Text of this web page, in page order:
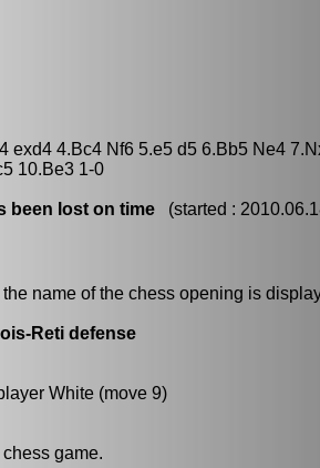
exd4 4.Bc4 Nf6 5.e5 d5 6.Bb5 Ne4
10.Be3 1-0
been lost on time (started :
the name of the chess opening is
Reti defense
White (move 9)
game.